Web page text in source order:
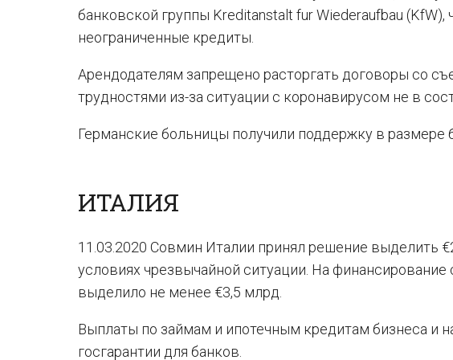
банковской группы Kreditanstalt fur Wiederaufbau
неограниченные кредиты.
Арендодателям запрещено расторгать договоры со
трудностями из-за ситуации с коронавирусом не в
Германские больницы получили поддержку в размере
ИТАЛИЯ
11.03.2020 Совмин Италии принял решение выделить
условиях чрезвычайной ситуации. На
выделило не менее €3,5 млрд.
Выплаты по займам и ипотечным кредитам бизнеса и
госгарантии для банков.